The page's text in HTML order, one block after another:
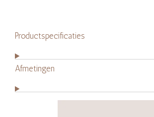
Productspecificaties
Afmetingen